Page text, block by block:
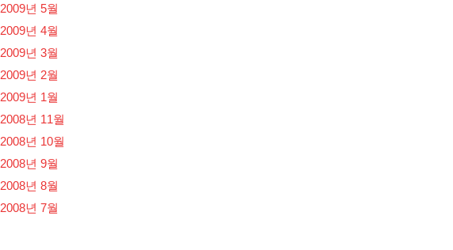
2009년 5월
2009년 4월
2009년 3월
2009년 2월
2009년 1월
2008년 11월
2008년 10월
2008년 9월
2008년 8월
2008년 7월